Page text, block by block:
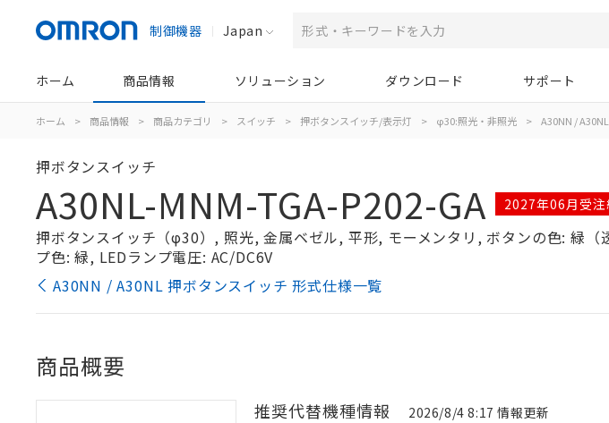
制御機器 Japan
ホーム 商品情報 ソリューション ダウンロード サポート
ホーム > 商品情報 > 商品カテゴリ > スイッチ > 押ボタンスイッチ/表示灯 > φ30:照光・非照光 > A30NN / A30NL
押ボタンスイッチ
A30NL-MNM-TGA-P202-GA 2027年06月受注
押ボタンスイッチ（φ30）, 照光, 金属ベゼル, 平形, モーメンタリ, ボタンの色: 緑
プ色: 緑, LEDランプ電圧: AC/DC6V
A30NN / A30NL 押ボタンスイッチ 形式仕様一覧
商品概要
推奨代替機種情報 2026/8/4 8:17 情報更新